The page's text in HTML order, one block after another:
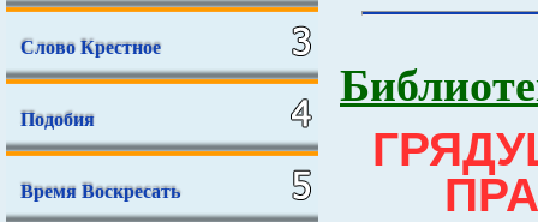
Слово Крестное
Подобия
Время Воскресать